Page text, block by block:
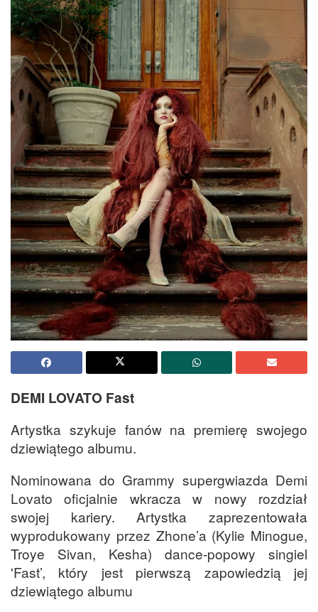
DEMI LOVATO Fast
Artystka szykuje fanów na premierę swojego
dziewiątego albumu.
Nominowana do Grammy supergwiazda Demi
Lovato oficjalnie wkracza w nowy rozdział
swojej kariery. Artystka zaprezentowała
wyprodukowany przez Zhone’a (Kylie Minogue,
Troye Sivan, Kesha) dance-popowy singiel
'Fast’, który jest pierwszą zapowiedzią jej
dziewiątego albumu